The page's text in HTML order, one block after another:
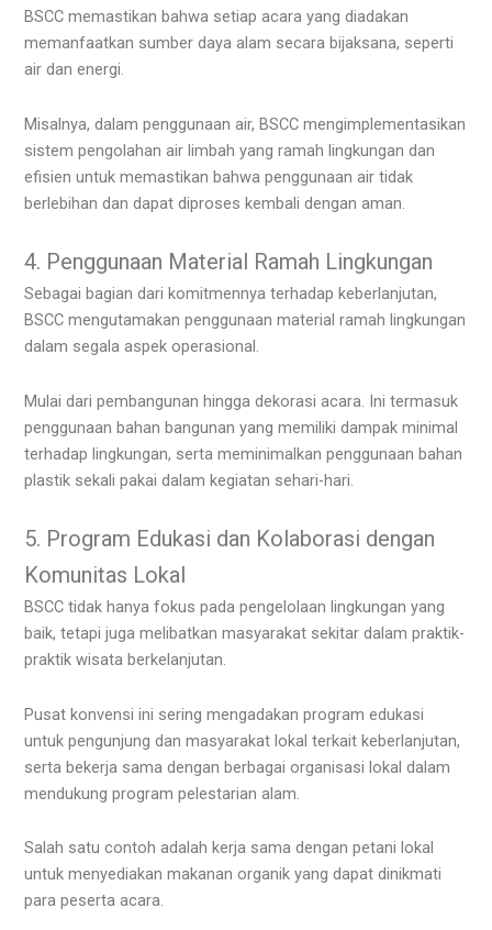
BSCC memastikan bahwa setiap acara yang diadakan
memanfaatkan sumber daya alam secara bijaksana, seperti
air dan energi.
Misalnya, dalam penggunaan air, BSCC mengimplementasikan
sistem pengolahan air limbah yang ramah lingkungan dan
efisien untuk memastikan bahwa penggunaan air tidak
berlebihan dan dapat diproses kembali dengan aman.
4. Penggunaan Material Ramah Lingkungan
Sebagai bagian dari komitmennya terhadap keberlanjutan,
BSCC mengutamakan penggunaan material ramah lingkungan
dalam segala aspek operasional.
Mulai dari pembangunan hingga dekorasi acara. Ini termasuk
penggunaan bahan bangunan yang memiliki dampak minimal
terhadap lingkungan, serta meminimalkan penggunaan bahan
plastik sekali pakai dalam kegiatan sehari-hari.
5. Program Edukasi dan Kolaborasi dengan
Komunitas Lokal
BSCC tidak hanya fokus pada pengelolaan lingkungan yang
baik, tetapi juga melibatkan masyarakat sekitar dalam praktik-
praktik wisata berkelanjutan.
Pusat konvensi ini sering mengadakan program edukasi
untuk pengunjung dan masyarakat lokal terkait keberlanjutan,
serta bekerja sama dengan berbagai organisasi lokal dalam
mendukung program pelestarian alam.
Salah satu contoh adalah kerja sama dengan petani lokal
untuk menyediakan makanan organik yang dapat dinikmati
para peserta acara.